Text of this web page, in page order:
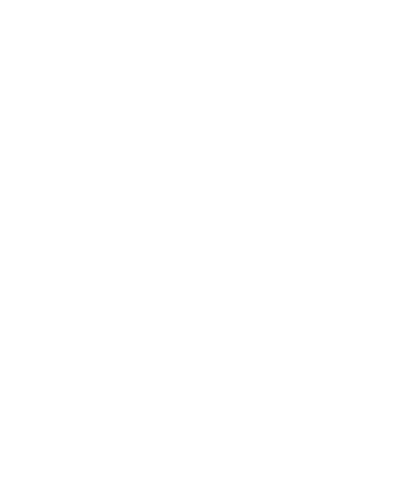
协会神经内科医师分会神经重症学组委员
无力、多发性硬化等神经免疫性疾病，脑